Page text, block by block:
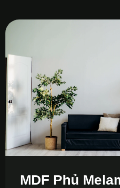
MDF Phủ